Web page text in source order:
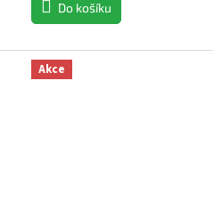
Do košíku
Akce